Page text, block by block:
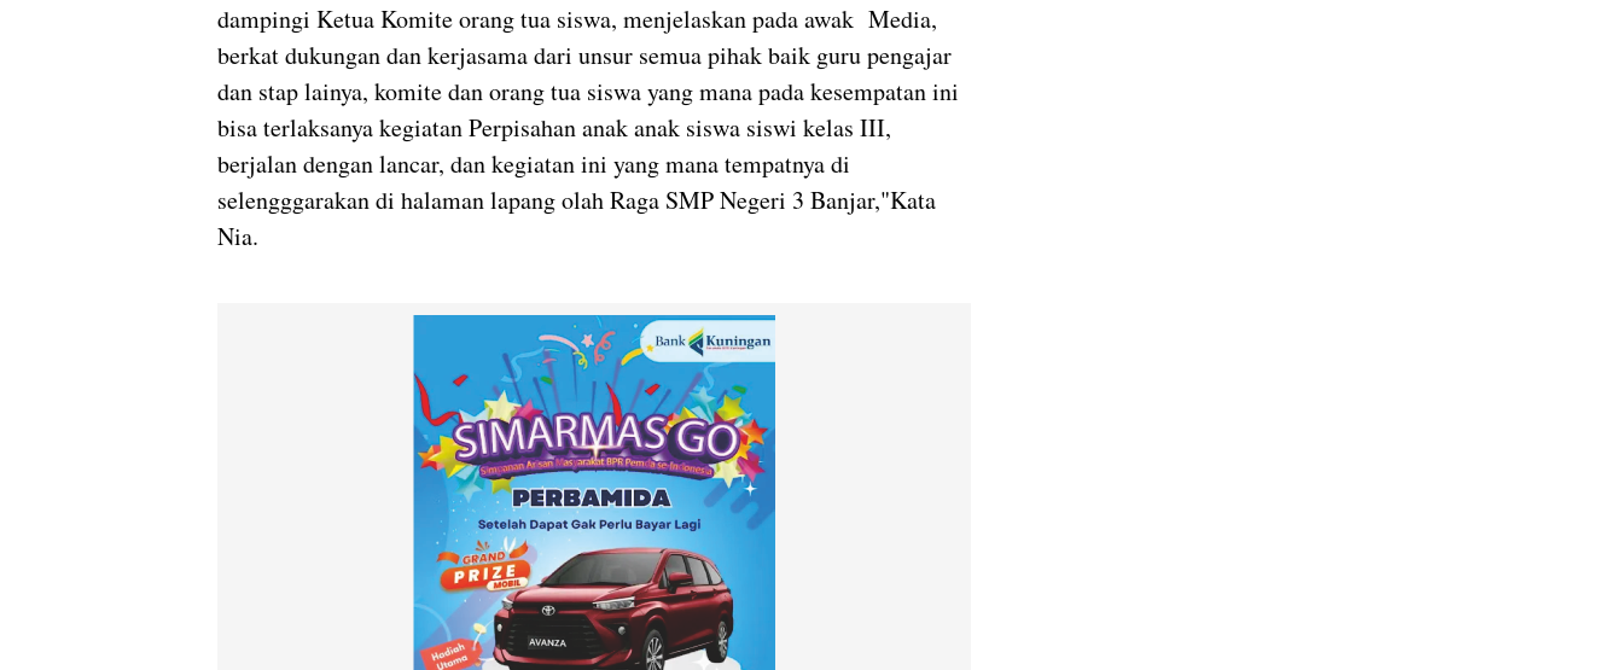
dampingi Ketua Komite orang tua siswa, menjelaskan pada awak Media,
berkat dukungan dan kerjasama dari unsur semua pihak baik guru pengajar
dan stap lainya, komite dan orang tua siswa yang mana pada kesempatan ini
bisa terlaksanya kegiatan Perpisahan anak anak siswa siswi kelas III,
berjalan dengan lancar, dan kegiatan ini yang mana tempatnya di
selengggarakan di halaman lapang olah Raga SMP Negeri 3 Banjar,"Kata
Nia.